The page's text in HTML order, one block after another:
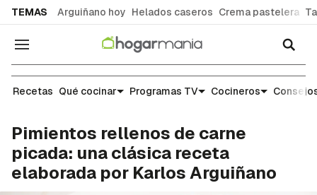
TEMAS Arguiñano hoy Helados caseros Crema pastelera
Navegación
Recetas
Recetas Qué cocinar Programas TV Cocineros
Pimientos rellenos de carne
picada: una clásica receta
elaborada por Karlos Arguiñano